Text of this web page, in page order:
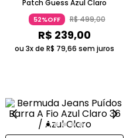
Patch Guess Azul Claro
52%OFF R$499,00
R$ 239,00
ou 3x de R$ 79,66 sem juros